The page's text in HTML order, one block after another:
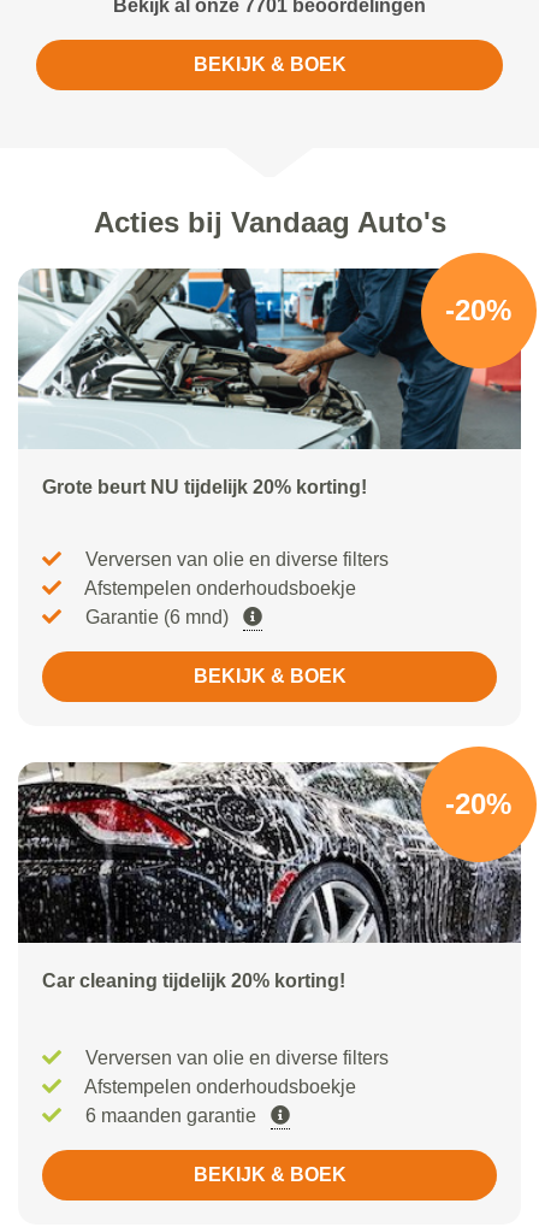
Bekijk al onze 7701 beoordelingen
BEKIJK & BOEK
Acties bij Vandaag Auto's
-20%
Grote beurt NU tijdelijk 20% korting!
Verversen van olie en diverse filters
Afstempelen onderhoudsboekje
Garantie (6 mnd)
BEKIJK & BOEK
-20%
Car cleaning tijdelijk 20% korting!
Verversen van olie en diverse filters
Afstempelen onderhoudsboekje
6 maanden garantie
BEKIJK & BOEK